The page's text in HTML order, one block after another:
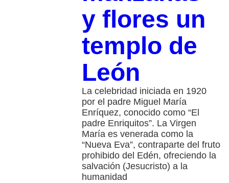
y flores un
templo de
León
La celebridad iniciada en 1920
por el padre Miguel María
Enríquez, conocido como “El
padre Enriquitos”. La Virgen
María es venerada como la
“Nueva Eva”, contraparte del fruto
prohibido del Edén, ofreciendo la
salvación (Jesucristo) a la
humanidad